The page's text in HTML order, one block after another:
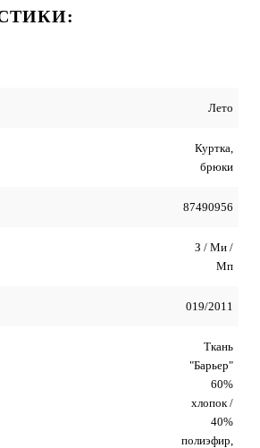
Лето
Куртка,
брюки
87490956
З / Ми /
Мп
019/2011
Ткань
"Барьер"
60%
хлопок /
40%
полиэфир,